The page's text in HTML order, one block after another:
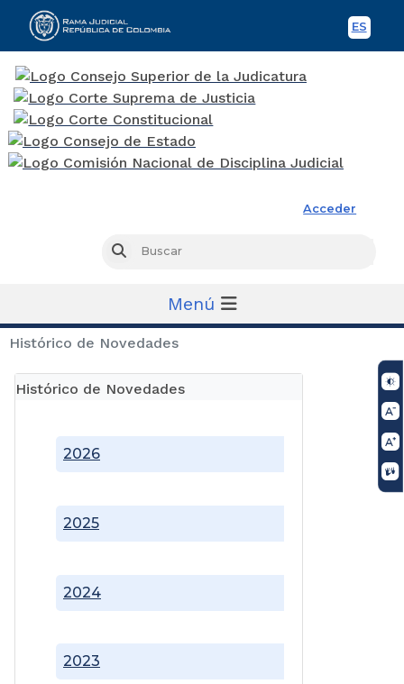
ES
Acceder
Buscar
Menú
Histórico de Novedades
Histórico de Novedades
2023
2024
2025
2026